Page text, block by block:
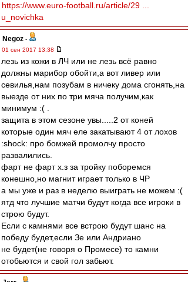
https://www.euro-football.ru/article/29 ...
u_novichka
Negoz -
01 сен 2017 13:38
лезь из кожи в ЛЧ или не лезь всё равно
должны марибор обойти,а вот ливер или
севилья,нам позубам в ничеку дома сгонять,на
выезде от них по три мяча получим,как
минимум :( .
защита в этом сезоне увы.....2 от коней
которые один мяч еле закатывают 4 от лохов
:shock: про бомжей промолчу просто
развалились.
фарт не фарт х.з за тройку поборемся
конешно,но магнит играет только в ЧР
а мы уже и раз в неделю выиграть не можем :(
ятд что лучшие матчи будут когда все игроки в
строю будут.
Если с камнями все встрою будут шанс на
победу будет,если Зе или Андриано
не будет(не говоря о Промесе) то камни
отобьются и свой гол забьют.